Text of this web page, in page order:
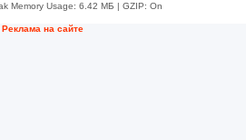
Memory Usage: 6.42 МБ | GZIP: On
Реклама на сайте